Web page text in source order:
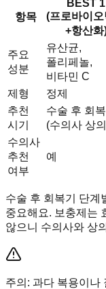
항목
BEST 1
(프로바이
+항산화
주요
성분
유산균,
폴리페놀,
비타민 C
제형
정제
추천
시기
수술 후 회복
(수의사 상
수의사
추천
여부
예
수술 후 회복기 단계
중요해요. 보충제는
않으니 수의사와 상
주의: 과다 복용이나